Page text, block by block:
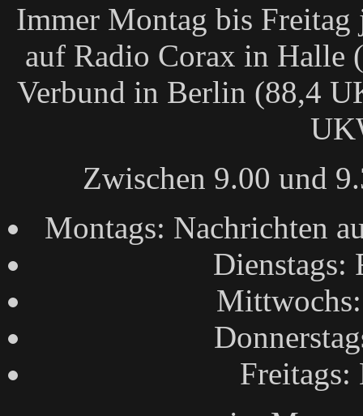
Immer Montag bis
auf Radio Corax in Halle
Verbund in Berlin (88,4
Zwischen 9.00 und
Montags: Nachrichten
Dienstags: